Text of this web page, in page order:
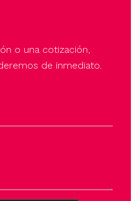
o una cotización,
de inmediato.